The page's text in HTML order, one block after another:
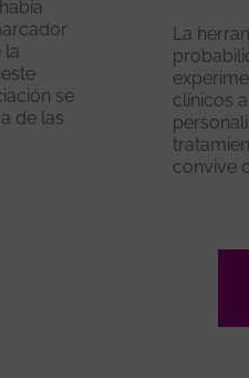
la
se
de las
La
clínicos
convive